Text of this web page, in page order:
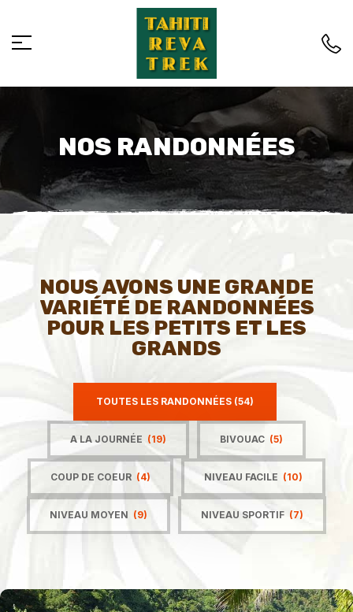
NOS RANDONNÉES
NOUS AVONS UNE GRANDE
VARIÉTÉ DE RANDONNÉES
POUR LES PETITS ET LES
GRANDS
TOUTES LES RANDONNÉES (54)
A LA JOURNÉE (19) BIVOUAC (5)
COUP DE COEUR (4) NIVEAU FACILE (10)
NIVEAU MOYEN (9) NIVEAU SPORTIF (7)